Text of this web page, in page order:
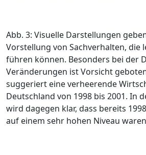
Abb. 3: Visuelle Darstellungen
Vorstellung von Sachverhalten, die
führen können. Besonders bei der
Veränderungen ist Vorsicht
suggeriert eine verheerende
Deutschland von 1998 bis 2001. In
wird dagegen klar, dass bereits
auf einem sehr hohen Niveau